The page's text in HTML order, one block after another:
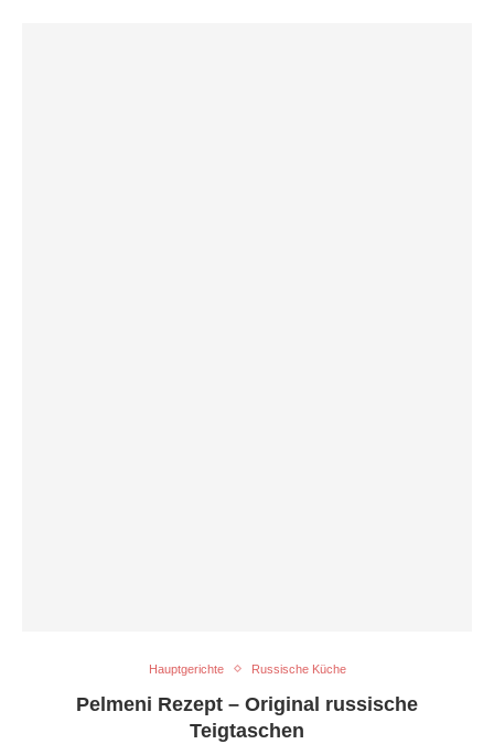
Hauptgerichte Russische Küche
Pelmeni Rezept – Original russische
Teigtaschen